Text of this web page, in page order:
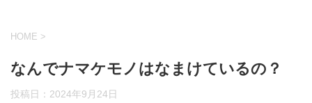
HOME >
なんでナマケモノはなまけているの？
投稿日： 2024年9月24日